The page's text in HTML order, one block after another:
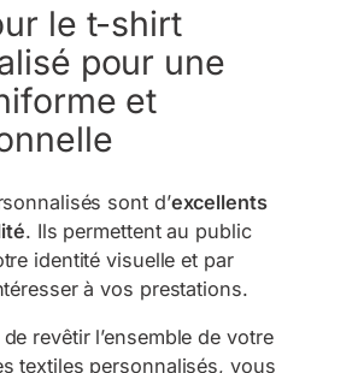
le t-shirt
pour une
et
sont d’excellents
. Ils permettent au public
identité visuelle et par
à vos prestations.
revêtir l’ensemble de votre
textiles personnalisés, vous